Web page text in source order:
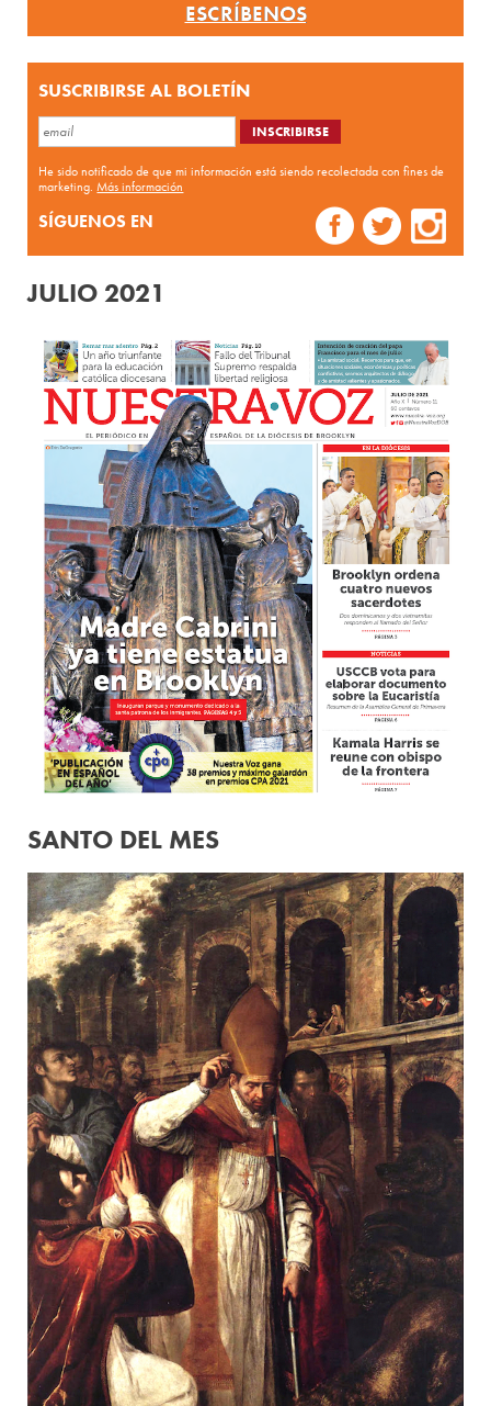
ESCRÍBENOS
SUSCRIBIRSE AL BOLETÍN
He sido notificado de que mi información está siendo recolectada con fines de
marketing.Más información
SÍGUENOS EN
JULIO 2021
SANTO DEL MES